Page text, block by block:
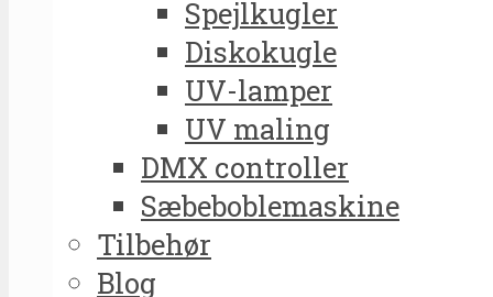
Spejlkugler
Diskokugle
UV-lamper
UV maling
DMX controller
Sæbeboblemaskine
Tilbehør
Blog